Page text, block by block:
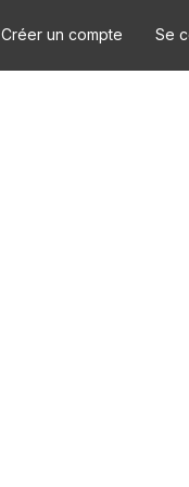
Créer un compte Se